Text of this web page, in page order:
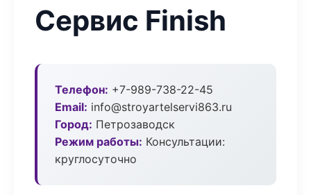
Сервис Finish
Телефон: +7-989-738-22-45
Email: info@stroyartelservi863.ru
Город: Петрозаводск
Режим работы: Консультации:
круглосуточно